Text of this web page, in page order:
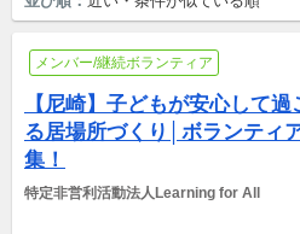
メンバー/継続ボランティア
【尼崎】子どもが安心して過
る居場所づくり│ボランティ
集！
特定非営利活動法人Learning for All